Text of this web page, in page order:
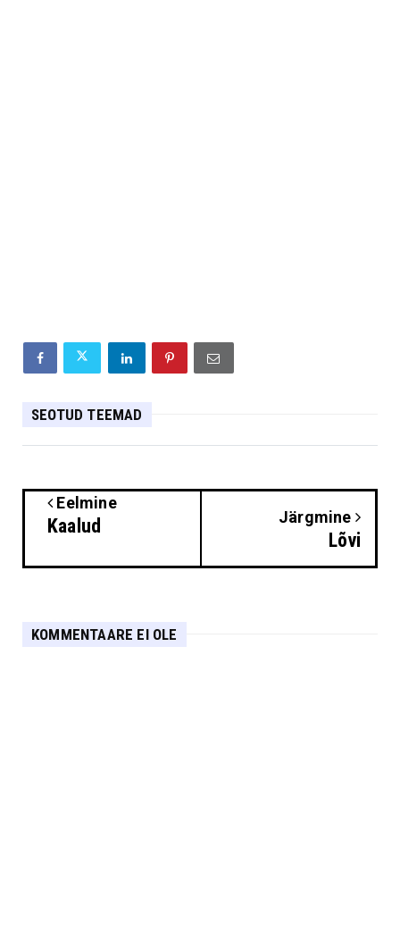
SEOTUD TEEMAD
Eelmine
Kaalud Järgmine
Lõvi
KOMMENTAARE EI OLE